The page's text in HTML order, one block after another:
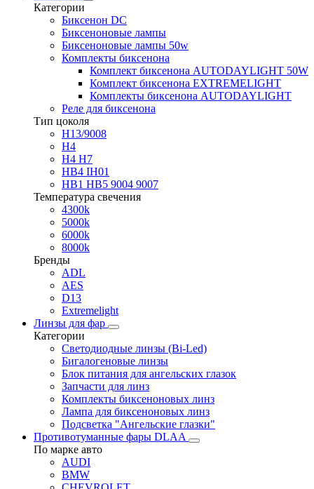
Категории
Биксенон DC
Биксеноновые лампы
Биксеноновые лампы 50w
Комплекты биксенона
Комплект биксенона AUTODAYLIGHT 50W
Комплект биксенона EXTREMELIGHT
Комплекты биксенона AUTODAYLIGHT
Реле для биксенона
Тип цоколя
H13/9008
H4
H4 H7
HB4 IH01
HB1 HB5 9004 9007
Температура свечения
4300k
5000k
6000k
8000k
Бренды
ADL
AES
D13
Extremelight
Линзы для фар
Категории
Светодиодные линзы (Bi-Led)
Бигалогеновые линзы
Блок питания для ангельских глазок
Запчасти для линз
Комплекты биксеноновых линз
Лампа для биксеноновых линз
Подсветка "Ангельские глазки"
Противотуманные фары DLAA
По марке авто
AUDI
BMW